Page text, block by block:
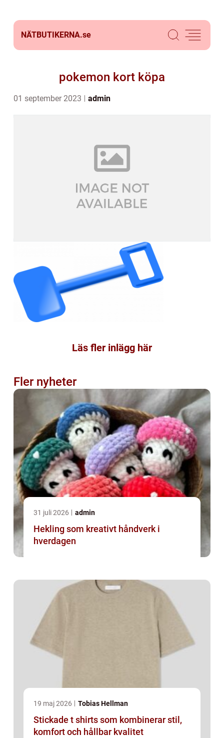
NÄTBUTIKERNA.se
pokemon kort köpa
01 september 2023 admin
Läs fler inlägg här
Fler nyheter
31 juli 2026 admin
Hekling som kreativt håndverk i
hverdagen
19 maj 2026 Tobias Hellman
Stickade t shirts som kombinerar stil,
komfort och hållbar kvalitet